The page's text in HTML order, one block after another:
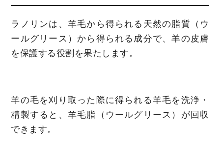
ラノリンは、羊毛から得られる天然の脂質（ウ
ールグリース）から得られる成分で、羊の皮膚
を保護する役割を果たします。
羊の毛を刈り取った際に得られる羊毛を洗浄・
精製すると、羊毛脂（ウールグリース）が回収
できます。